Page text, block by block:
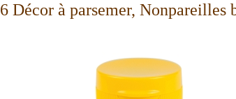
6 Décor à parsemer, Nonpareilles